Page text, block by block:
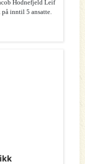
Hodnefjeld Leif
inntil 5 ansatte.